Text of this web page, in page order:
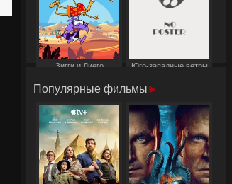
Зигги и Диего Юго-западные ветры
Популярные фильмы